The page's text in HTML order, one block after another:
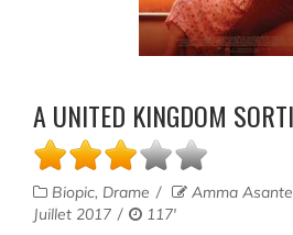
A UNITED KINGDOM
Biopic, Drame Amma Asante
Juillet 2017
117'